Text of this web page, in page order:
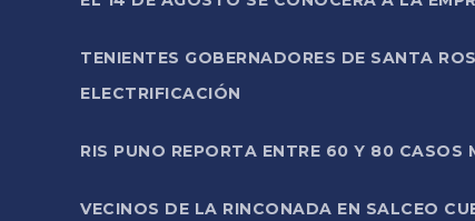
TENIENTES GOBERNADORES DE SANTA
ELECTRIFICACIÓN
RIS PUNO REPORTA ENTRE 60 Y 80 CASOS
VECINOS DE LA RINCONADA EN SALCEO